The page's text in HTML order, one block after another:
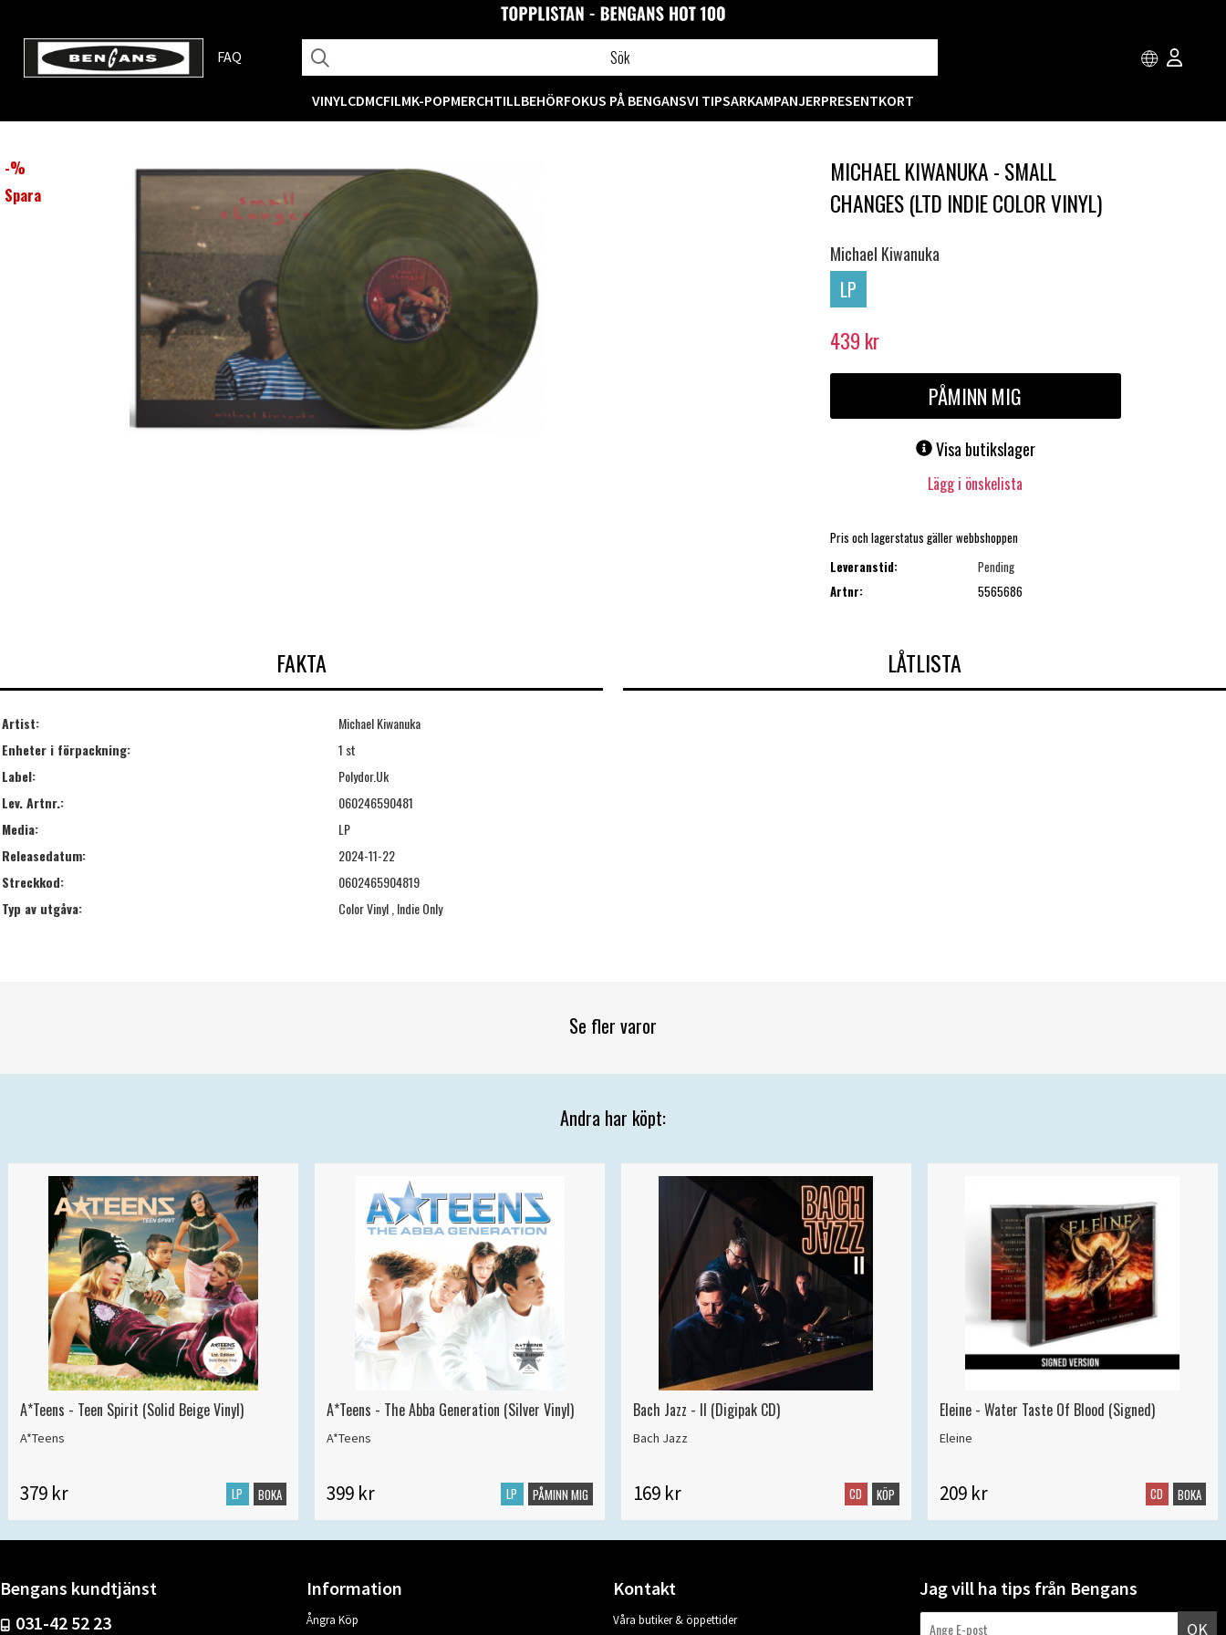
FAQ
VINYLCDMCFILMK-POPMERCHTILLBEHÖRFOKUS PÅ BENGANSVI TIPSARKAMPANJERPRESENTKORT
-%
Spara
MICHAEL KIWANUKA - SMALL
CHANGES (LTD INDIE COLOR VINYL)
Michael Kiwanuka
LP
439 kr
PÅMINN MIG
Visa butikslager
Lägg i önskelista
Pris och lagerstatus gäller webbshoppen
Leveranstid:
Pending
Artnr:
5565686
FAKTA
Artist:
Michael Kiwanuka
Enheter i förpackning:
1 st
Label:
Polydor.Uk
Lev. Artnr.:
060246590481
Media:
LP
Releasedatum:
2024-11-22
Streckkod:
0602465904819
Typ av utgåva:
Color Vinyl , Indie Only
LÅTLISTA
Se fler varor
Andra har köpt:
A*Teens - Teen Spirit (Solid Beige Vinyl)
A*Teens
379 kr LP BOKA
A*Teens - The Abba Generation (Silver Vinyl)
A*Teens
399 kr LP PÅMINN MIG
Bach Jazz - II (Digipak CD)
Bach Jazz
169 kr CD KÖP
Eleine - Water Taste Of Blood (Signed)
Eleine
209 kr CD BOKA
Bengans kundtjänst
031-42 52 23
Information
Ångra Köp
Kontakt
Våra butiker & öppettider
Jag vill ha tips från Bengans
OK